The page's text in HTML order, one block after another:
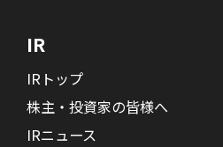
IR
IRトップ
株主・投資家の皆様へ
IRニュース